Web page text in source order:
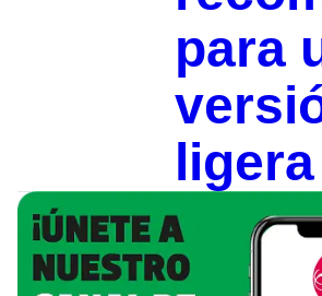
para
ligera